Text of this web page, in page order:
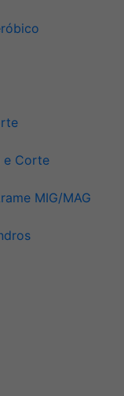
e Corte
MIG/MAG